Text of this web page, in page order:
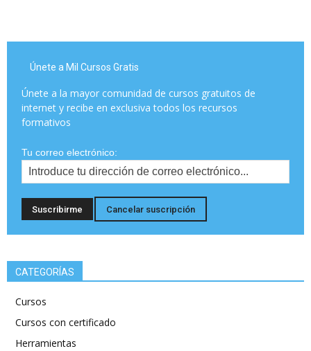
Únete a Mil Cursos Gratis
Únete a la mayor comunidad de cursos gratuitos de
internet y recibe en exclusiva todos los recursos
formativos
Tu correo electrónico:
CATEGORÍAS
Cursos
Cursos con certificado
Herramientas